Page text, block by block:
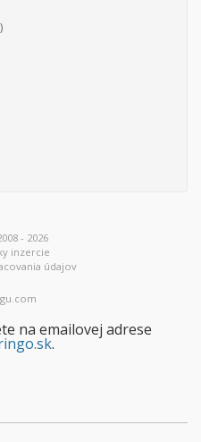
- 2026
inzercie
údajov
na emailovej adrese
.